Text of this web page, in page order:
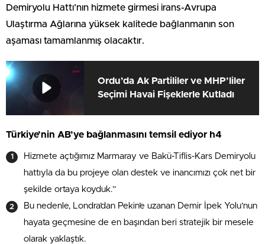
Demiryolu Hattı’nın hizmete girmesi irans-Avrupa
Ulaştırma Ağlarına yüksek kalitede bağlanmanın son
aşaması tamamlanmış olacaktır.
Ordu’da Ak Partililer ve MHP’liler
Seçimi Havai Fişeklerle Kutladı
Türkiye’nin AB’ye bağlanmasını temsil ediyor h4
Hizmete açtığımız Marmaray ve Bakü-Tiflis-Kars Demiryolu
hattıyla da bu projeye olan destek ve inancımızı çok net bir
şekilde ortaya koyduk.”
Bu nedenle, Londra’dan Pekin’e uzanan Demir İpek Yolu’nun
hayata geçmesine de en başından beri stratejik bir mesele
olarak yaklaştık.